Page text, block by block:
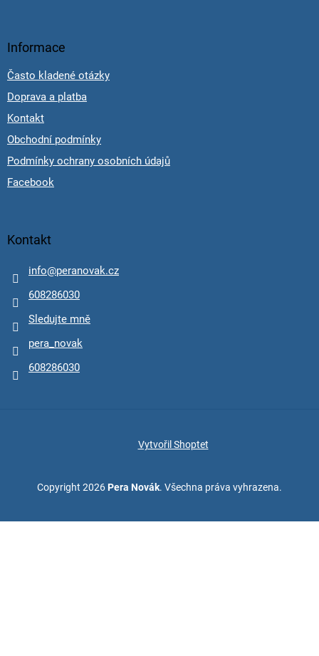
Informace
Často kladené otázky
Doprava a platba
Kontakt
Obchodní podmínky
Podmínky ochrany osobních údajů
Facebook
Kontakt
info@peranovak.cz
608286030
Sledujte mně
pera_novak
608286030
Vytvořil Shoptet
Copyright 2026 Pera Novák. Všechna práva vyhrazena.